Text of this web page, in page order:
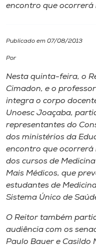
Internacionalização
Cultura
CPA
Biblioteca
Editora
Rádio
Museu
encontro que
Publicado em 07/08/2013
Por
Nesta quinta-feira, o
Cimadon, e o
integra o corpo
Unoesc Joaçaba,
representantes do
dos ministérios da
encontro que
dos cursos de
Mais Médicos, que
estudantes de
Sistema Único de
O Reitor também
audiência com os
Paulo Bauer e Casildo